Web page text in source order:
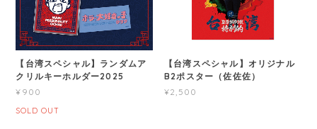
【台湾スペシャル】ランダムア
クリルキーホルダー2025
¥900
SOLD OUT
【台湾スペシャル】オリジナル
B2ポスター（佐佐佐）
¥2,500